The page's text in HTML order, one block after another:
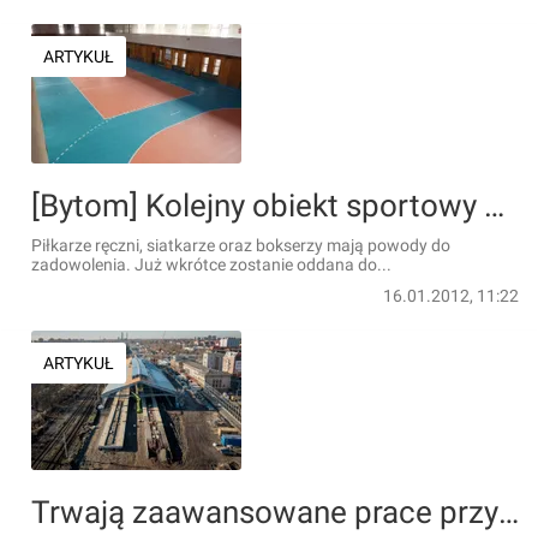
ARTYKUŁ
[Bytom] Kolejny obiekt sportowy zmodernizowany
Piłkarze ręczni, siatkarze oraz bokserzy mają powody do
zadowolenia. Już wkrótce zostanie oddana do...
16.01.2012, 11:22
ARTYKUŁ
Trwają zaawansowane prace przy modernizacji zabytkowej stacji kolejowej w Bytomiu [FILM]